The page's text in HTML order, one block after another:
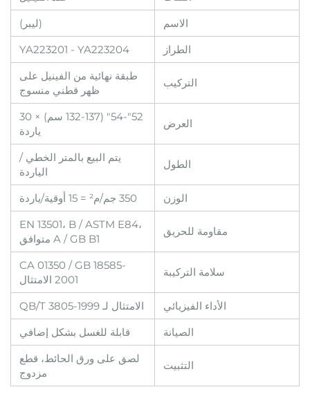
الاسم
(ليبر)
الطراز
YA223201 - YA223204
التركيب
طبقة نهائية من الفينيل على
ظهر قطني منسوج
العرض
52"-54" (132-137 سم) × 30
ياردة
الطول
يتم البيع بالمتر الخطي /
الياردة
الوزن
350 جم/م² = 15 أوقية/ياردة
مقاومة للحريق
EN 13501، B / ASTM E84،
A / GB B1 متوافق
سلامة التركيبة
CA 01350 / GB 18585-
2001 الامتثال
الأداء الفيزيائي
الامتثال لـ QB/T 3805-1999
الصيانة
قابلة للغسل بشكل إضافي
التثبيت
لصق على ورق الحائط، قطع
مزدوج